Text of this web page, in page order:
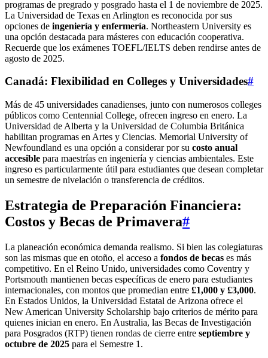
programas de pregrado y posgrado hasta el 1 de noviembre de 2025.
La Universidad de Texas en Arlington es reconocida por sus
opciones de ingeniería y enfermería. Northeastern University es
una opción destacada para másteres con educación cooperativa.
Recuerde que los exámenes TOEFL/IELTS deben rendirse antes de
agosto de 2025.
Canadá: Flexibilidad en Colleges y Universidades#
Más de 45 universidades canadienses, junto con numerosos colleges
públicos como Centennial College, ofrecen ingreso en enero. La
Universidad de Alberta y la Universidad de Columbia Británica
habilitan programas en Artes y Ciencias. Memorial University of
Newfoundland es una opción a considerar por su costo anual
accesible para maestrías en ingeniería y ciencias ambientales. Este
ingreso es particularmente útil para estudiantes que desean completar
un semestre de nivelación o transferencia de créditos.
Estrategia de Preparación Financiera:
Costos y Becas de Primavera#
La planeación económica demanda realismo. Si bien las colegiaturas
son las mismas que en otoño, el acceso a fondos de becas es más
competitivo. En el Reino Unido, universidades como Coventry y
Portsmouth mantienen becas específicas de enero para estudiantes
internacionales, con montos que promedian entre £1,000 y £3,000.
En Estados Unidos, la Universidad Estatal de Arizona ofrece el
New American University Scholarship bajo criterios de mérito para
quienes inician en enero. En Australia, las Becas de Investigación
para Posgrados (RTP) tienen rondas de cierre entre septiembre y
octubre de 2025 para el Semestre 1.